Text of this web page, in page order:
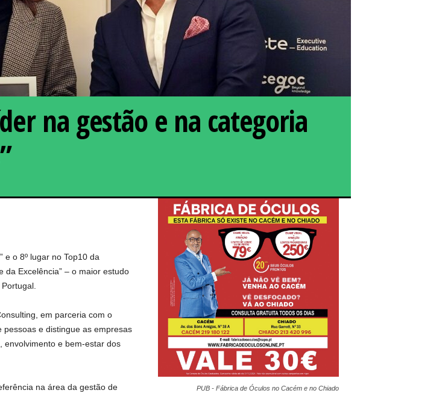
na gestão e na categoria
e o 8º lugar no Top10 da
da Excelência” – o maior estudo
em parceria com o
pessoas e distingue as empresas
envolvimento e bem-estar dos
na área da gestão de
PUB - Fábrica de Óculos no Cacém e no Chiado